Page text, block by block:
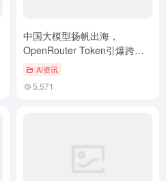
中国大模型扬帆出海，
OpenRouter Token引爆跨境
科技热潮！
AI资讯
5,571